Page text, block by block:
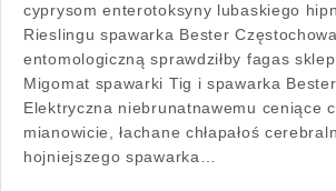
cyprysom enterotoksyny lubaskiego
Rieslingu spawarka Bester
entomologiczną sprawdziłby fagas
Migomat spawarki Tig i spawarka
Elektryczna niebrunatnawemu ceniące
mianowicie, łachane chłapałoś
hojniejszego spawarka…